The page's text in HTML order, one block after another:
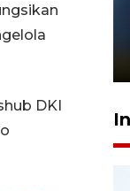
DKI
setia